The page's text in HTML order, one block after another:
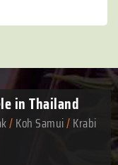
in Thailand
/Koh Samui/Krabi